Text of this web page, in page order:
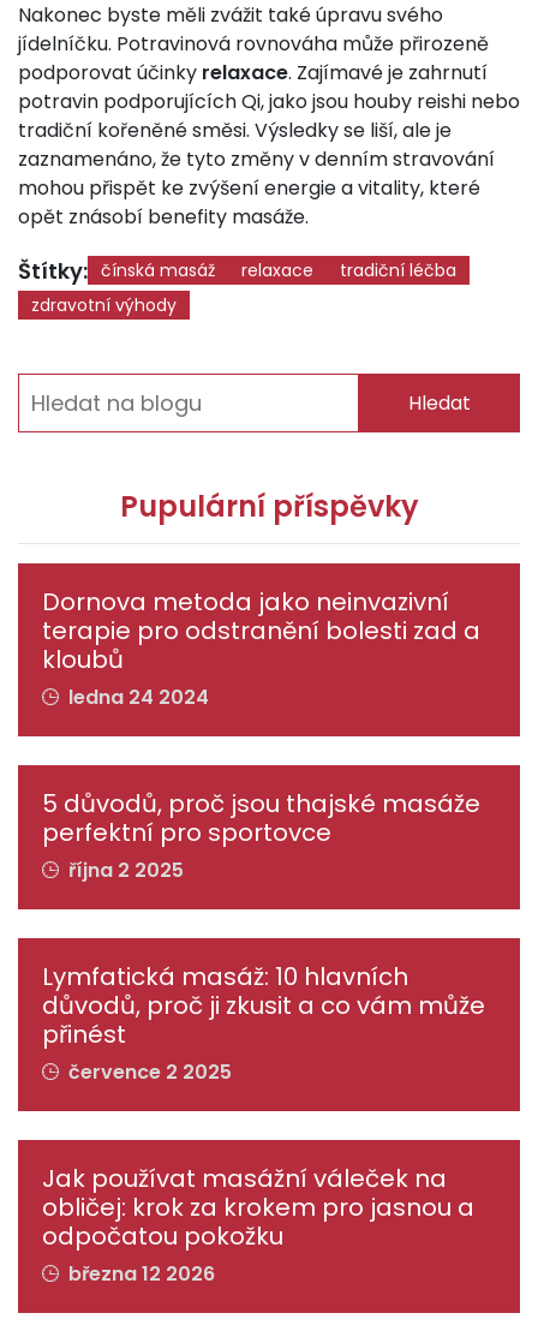
Nakonec byste měli zvážit také úpravu svého
jídelníčku. Potravinová rovnováha může přirozeně
podporovat účinky relaxace. Zajímavé je zahrnutí
potravin podporujících Qi, jako jsou houby reishi nebo
tradiční kořeněné směsi. Výsledky se liší, ale je
zaznamenáno, že tyto změny v denním stravování
mohou přispět ke zvýšení energie a vitality, které
opět znásobí benefity masáže.
Štítky: čínská masáž relaxace
tradiční léčba
zdravotní výhody
Hledat
Pupulární příspěvky
Dornova metoda jako neinvazivní
terapie pro odstranění bolesti zad a
kloubů
ledna 24 2024
5 důvodů, proč jsou thajské masáže
perfektní pro sportovce
října 2 2025
Lymfatická masáž: 10 hlavních
důvodů, proč ji zkusit a co vám může
přinést
července 2 2025
Jak používat masážní váleček na
obličej: krok za krokem pro jasnou a
odpočatou pokožku
března 12 2026